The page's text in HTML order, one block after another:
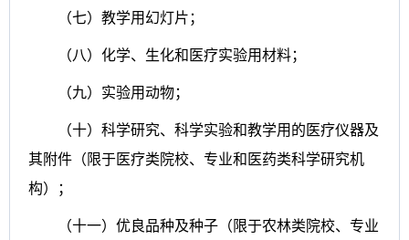
（七）教学用幻灯片；
（八）化学、生化和医疗实验用材料；
（九）实验用动物；
（十）科学研究、科学实验和教学用的医疗仪器及
其附件（限于医疗类院校、专业和医药类科学研究机
构）；
（十一）优良品种及种子（限于农林类院校、专业